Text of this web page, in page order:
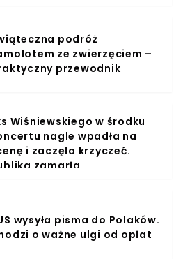
podróż
ze zwierzęciem –
przewodnik
Wiśniewskiego w środku
nagle wpadła na
i zaczęła krzyczeć.
zamarła
wysyła pisma do Polaków.
o ważne ulgi od opłat